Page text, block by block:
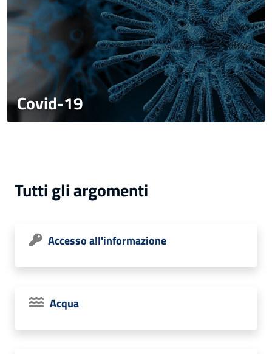
Covid-19
Tutti gli argomenti
Accesso all'informazione
Acqua